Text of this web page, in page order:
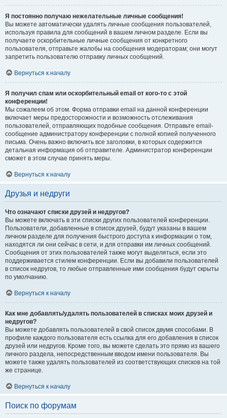
Я постоянно получаю нежелательные личные сообщения!
Вы можете автоматически удалять личные сообщения пользователей,
используя правила для сообщений в вашем личном разделе. Если вы
получаете оскорбительные личные сообщения от конкретного
пользователя, отправьте жалобы на сообщения модераторам; они могут
запретить пользователю отправку личных сообщений.
Вернуться к началу
Я получил спам или оскорбительный email от кого-то с этой
конференции!
Мы сожалеем об этом. Форма отправки email на данной конференции
включает меры предосторожности и возможность отслеживания
пользователей, отправляющих подобные сообщения. Отправьте email-
сообщение администратору конференции с полной копией полученного
письма. Очень важно включить все заголовки, в которых содержится
детальная информация об отправителе. Администратор конференции
сможет в этом случае принять меры.
Вернуться к началу
Друзья и недруги
Что означают списки друзей и недругов?
Вы можете включать в эти списки других пользователей конференции.
Пользователи, добавленные в список друзей, будут указаны в вашем
личном разделе для получения быстрого доступа к информации о том,
находятся ли они сейчас в сети, и для отправки им личных сообщений.
Сообщения от этих пользователей также могут выделяться, если это
поддерживается стилем конференции. Если вы добавили пользователей
в список недругов, то любые отправленные ими сообщения будут скрыты
по умолчанию.
Вернуться к началу
Как мне добавлять/удалять пользователей в списках моих друзей и
недругов?
Вы можете добавлять пользователей в свой список двумя способами. В
профиле каждого пользователя есть ссылка для его добавления в список
друзей или недругов. Кроме того, вы можете сделать это прямо из вашего
личного раздела, непосредственным вводом имени пользователя. Вы
можете также удалять пользователей из соответствующих списков на той
же странице.
Вернуться к началу
Поиск по форумам